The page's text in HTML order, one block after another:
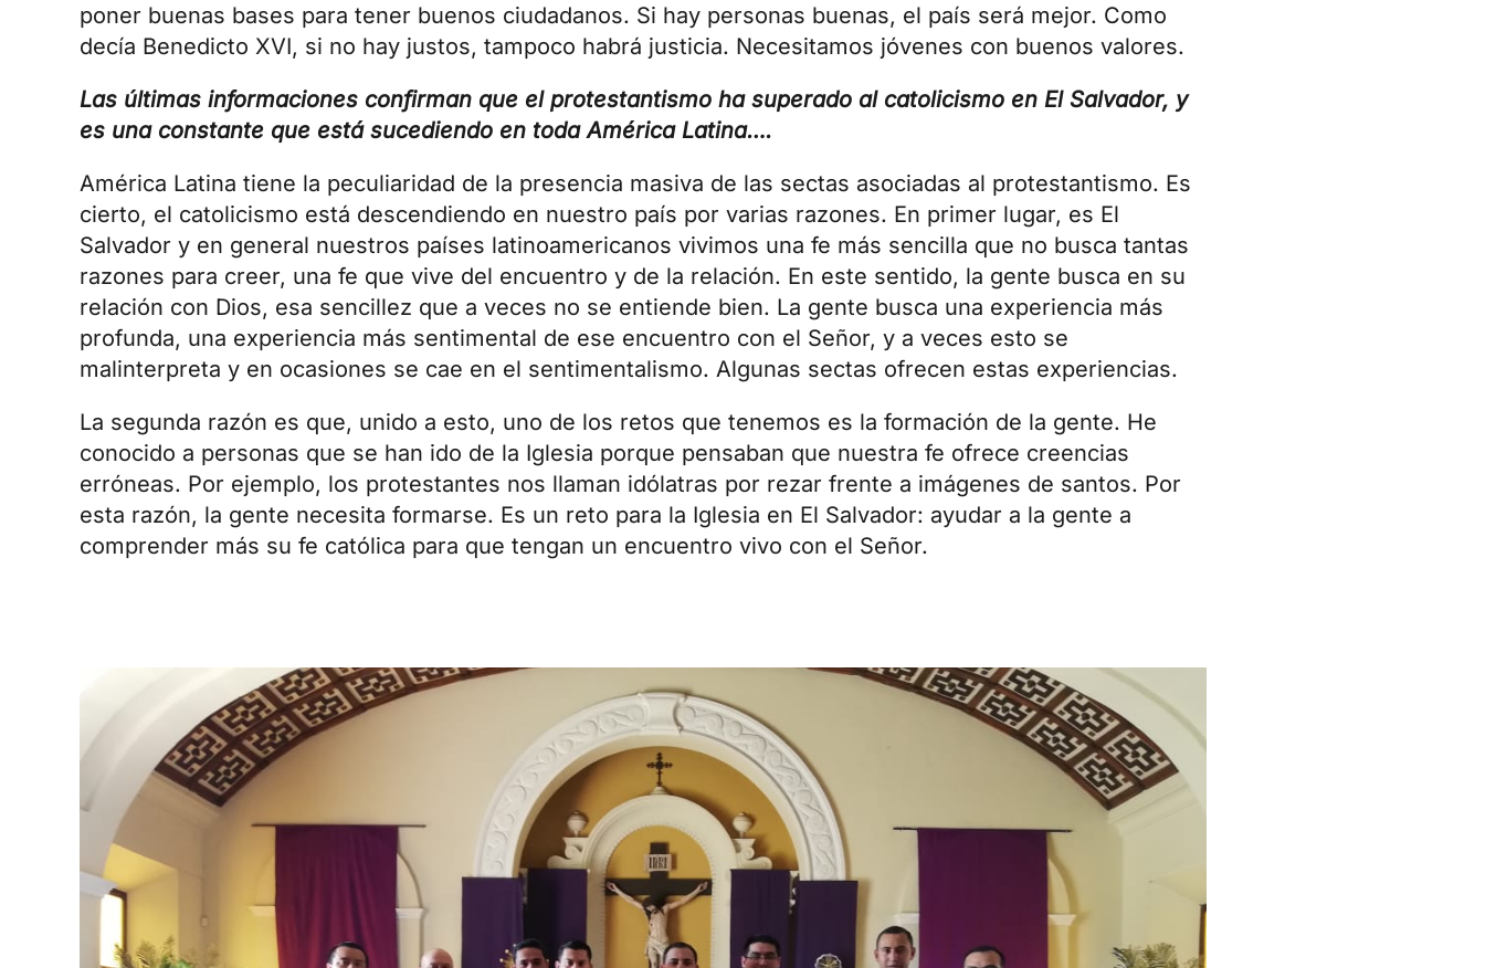
poner buenas bases para tener buenos ciudadanos. Si hay personas buenas, el país será mejor. Como
decía Benedicto XVI, si no hay justos, tampoco habrá justicia. Necesitamos jóvenes con buenos valores.
Las últimas informaciones confirman que el protestantismo ha superado al catolicismo en El Salvador, y
es una constante que está sucediendo en toda América Latina….
América Latina tiene la peculiaridad de la presencia masiva de las sectas asociadas al protestantismo. Es
cierto, el catolicismo está descendiendo en nuestro país por varias razones. En primer lugar, es El
Salvador y en general nuestros países latinoamericanos vivimos una fe más sencilla que no busca tantas
razones para creer, una fe que vive del encuentro y de la relación. En este sentido, la gente busca en su
relación con Dios, esa sencillez que a veces no se entiende bien. La gente busca una experiencia más
profunda, una experiencia más sentimental de ese encuentro con el Señor, y a veces esto se
malinterpreta y en ocasiones se cae en el sentimentalismo. Algunas sectas ofrecen estas experiencias.
La segunda razón es que, unido a esto, uno de los retos que tenemos es la formación de la gente. He
conocido a personas que se han ido de la Iglesia porque pensaban que nuestra fe ofrece creencias
erróneas. Por ejemplo, los protestantes nos llaman idólatras por rezar frente a imágenes de santos. Por
esta razón, la gente necesita formarse. Es un reto para la Iglesia en El Salvador: ayudar a la gente a
comprender más su fe católica para que tengan un encuentro vivo con el Señor.